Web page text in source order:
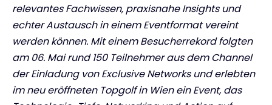
relevantes Fachwissen, praxisnahe Insights und
echter Austausch in einem Eventformat vereint
werden können. Mit einem Besucherrekord folgten
am 06. Mai rund 150 Teilnehmer aus dem Channel
der Einladung von Exclusive Networks und erlebten
im neu eröffneten Topgolf in Wien ein Event, das